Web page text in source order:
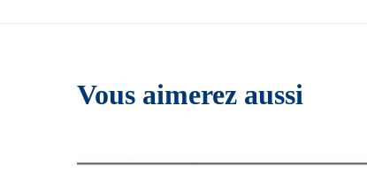
Vous aimerez aussi